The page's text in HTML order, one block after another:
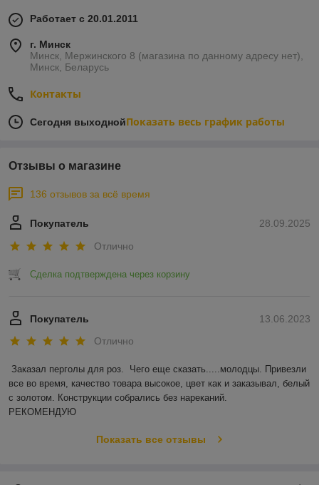
Работает с 20.01.2011
г. Минск
Минск, Мержинского 8 (магазина по данному адресу нет),
Минск, Беларусь
Контакты
Сегодня выходнойПоказать весь график работы
Отзывы о магазине
136 отзывов за всё время
28.09.2025
Покупатель
Отлично
Сделка подтверждена через корзину
13.06.2023
Покупатель
Отлично
Заказал перголы для роз.  Чего еще сказать.....молодцы. Привезли
все во время, качество товара высокое, цвет как и заказывал, белый
с золотом. Конструкции собрались без нареканий.
РЕКОМЕНДУЮ
Показать все отзывы